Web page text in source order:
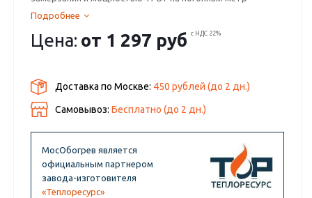
Подробнее
Цена: от 1 297 руб с НДС 22%
Доставка по Москве: 450 рублей (до 2 дн.)
Самовывоз:Бесплатно (до 2 дн.)
МосОбогрев является
официальным партнером
завода-изготовителя
«Теплоресурс»